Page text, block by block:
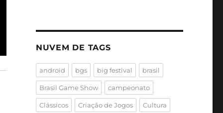
NUVEM DE TAGS
android bgs big festival brasil
Brasil Game Show campeonato
Clássicos Criação de Jogos Cultura